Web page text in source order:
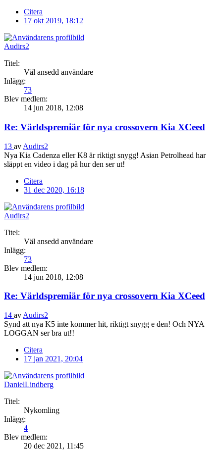
Citera
17 okt 2019, 18:12
Audirs2
Titel:
Väl ansedd användare
Inlägg:
73
Blev medlem:
14 jun 2018, 12:08
Re: Världspremiär för nya crossovern Kia XCeed
13 av Audirs2
Nya Kia Cadenza eller K8 är riktigt snygg! Asian Petrolhead har
släppt en video i dag på hur den ser ut!
Citera
31 dec 2020, 16:18
Audirs2
Titel:
Väl ansedd användare
Inlägg:
73
Blev medlem:
14 jun 2018, 12:08
Re: Världspremiär för nya crossovern Kia XCeed
14 av Audirs2
Synd att nya K5 inte kommer hit, riktigt snygg e den! Och NYA
LOGGAN ser bra ut!!
Citera
17 jan 2021, 20:04
DanielLindberg
Titel:
Nykomling
Inlägg:
4
Blev medlem:
20 dec 2021, 11:45